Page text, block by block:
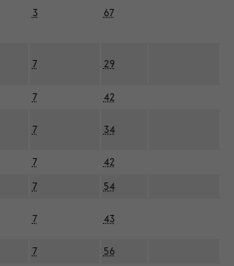
3 67
7 29
7 42
7 34
7
42
7 54
7 43
7
56